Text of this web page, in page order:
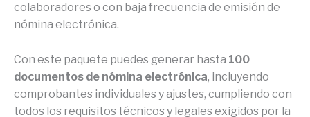
colaboradores o con baja frecuencia de emisión de
nómina electrónica.
Con este paquete puedes generar hasta 100
documentos de nómina electrónica, incluyendo
comprobantes individuales y ajustes, cumpliendo con
todos los requisitos técnicos y legales exigidos por la